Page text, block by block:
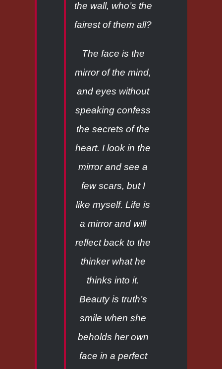
the wall, who’s the
fairest of them all?
The face is the
mirror of the mind,
and eyes without
speaking confess
the secrets of the
heart. I look in the
mirror and see a
few scars, but I
like myself. Life is
a mirror and will
reflect back to the
thinker what he
thinks into it.
Beauty is truth’s
smile when she
beholds her own
face in a perfect